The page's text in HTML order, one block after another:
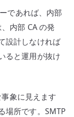
であれば、内部
内部 CA の発
設計しなければ
ると運用が抜け
象に見えます
場所です。SMTP